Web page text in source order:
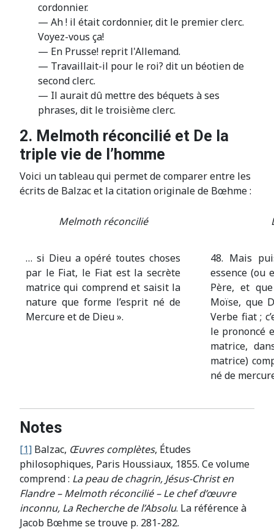
cordonnier.
— Ah ! il était cordonnier, dit le premier clerc.
Voyez-vous ça!
— En Prusse! reprit l'Allemand.
— Travaillait-il pour le roi? dit un béotien de
second clerc.
— Il aurait dû mettre des béquets à ses
phrases, dit le troisième clerc.
2. Melmoth réconcilié et De la
triple vie de l’homme
Voici un tableau qui permet de comparer entre les
écrits de Balzac et la citation originale de Bœhme :
Melmoth réconcilié
… si Dieu a opéré toutes choses
par le Fiat, le Fiat est la secrète
matrice qui comprend et saisit la
nature que forme l’esprit né de
Mercure et de Dieu ».
48. Mais
essence (ou
Père, et
Moïse, que
Verbe fiat ;
le prononcé
matrice,
matrice)
né de
Notes
[1] Balzac, Œuvres complètes, Études
philosophiques, Paris Houssiaux, 1855. Ce volume
comprend : La peau de chagrin, Jésus-Christ en
Flandre – Melmoth réconcilié – Le chef d’œuvre
inconnu, La Recherche de l’Absolu. La référence à
Jacob Bœhme se trouve p. 281-282.